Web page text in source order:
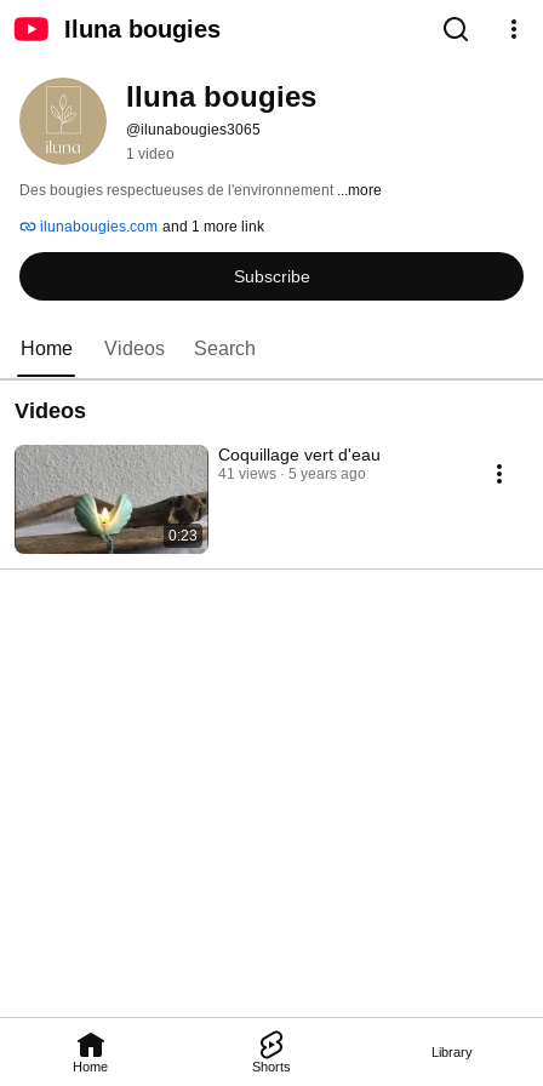
Iluna bougies
Home Shorts
Library
Iluna bougies
@ilunabougies3065
1 video
Des bougies respectueuses de l'environnement ...more
ilunabougies.com and 1 more link
Subscribe
Home Videos Search
Videos
0:23
Coquillage vert d'eau
41 views 5 years ago